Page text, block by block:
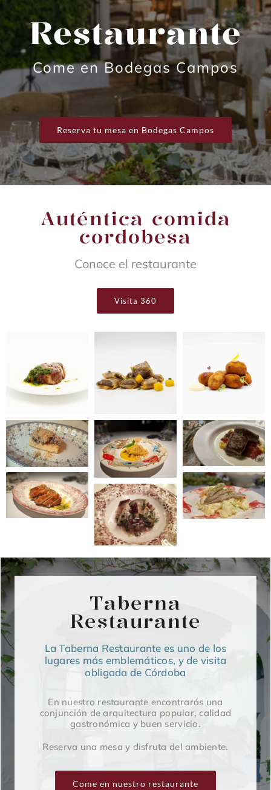
Restaurante
Come en Bodegas Campos
Reserva tu mesa en Bodegas Campos
Auténtica comida
cordobesa
Conoce el restaurante
Visita 360
Taberna
Restaurante
La Taberna Restaurante es uno de los
lugares más emblemáticos, y de visita
obligada de Córdoba
En nuestro restaurante encontrarás una
conjunción de arquitectura popular, calidad
gastronómica y buen servicio.
Reserva una mesa y disfruta del ambiente.
Come en nuestro restaurante